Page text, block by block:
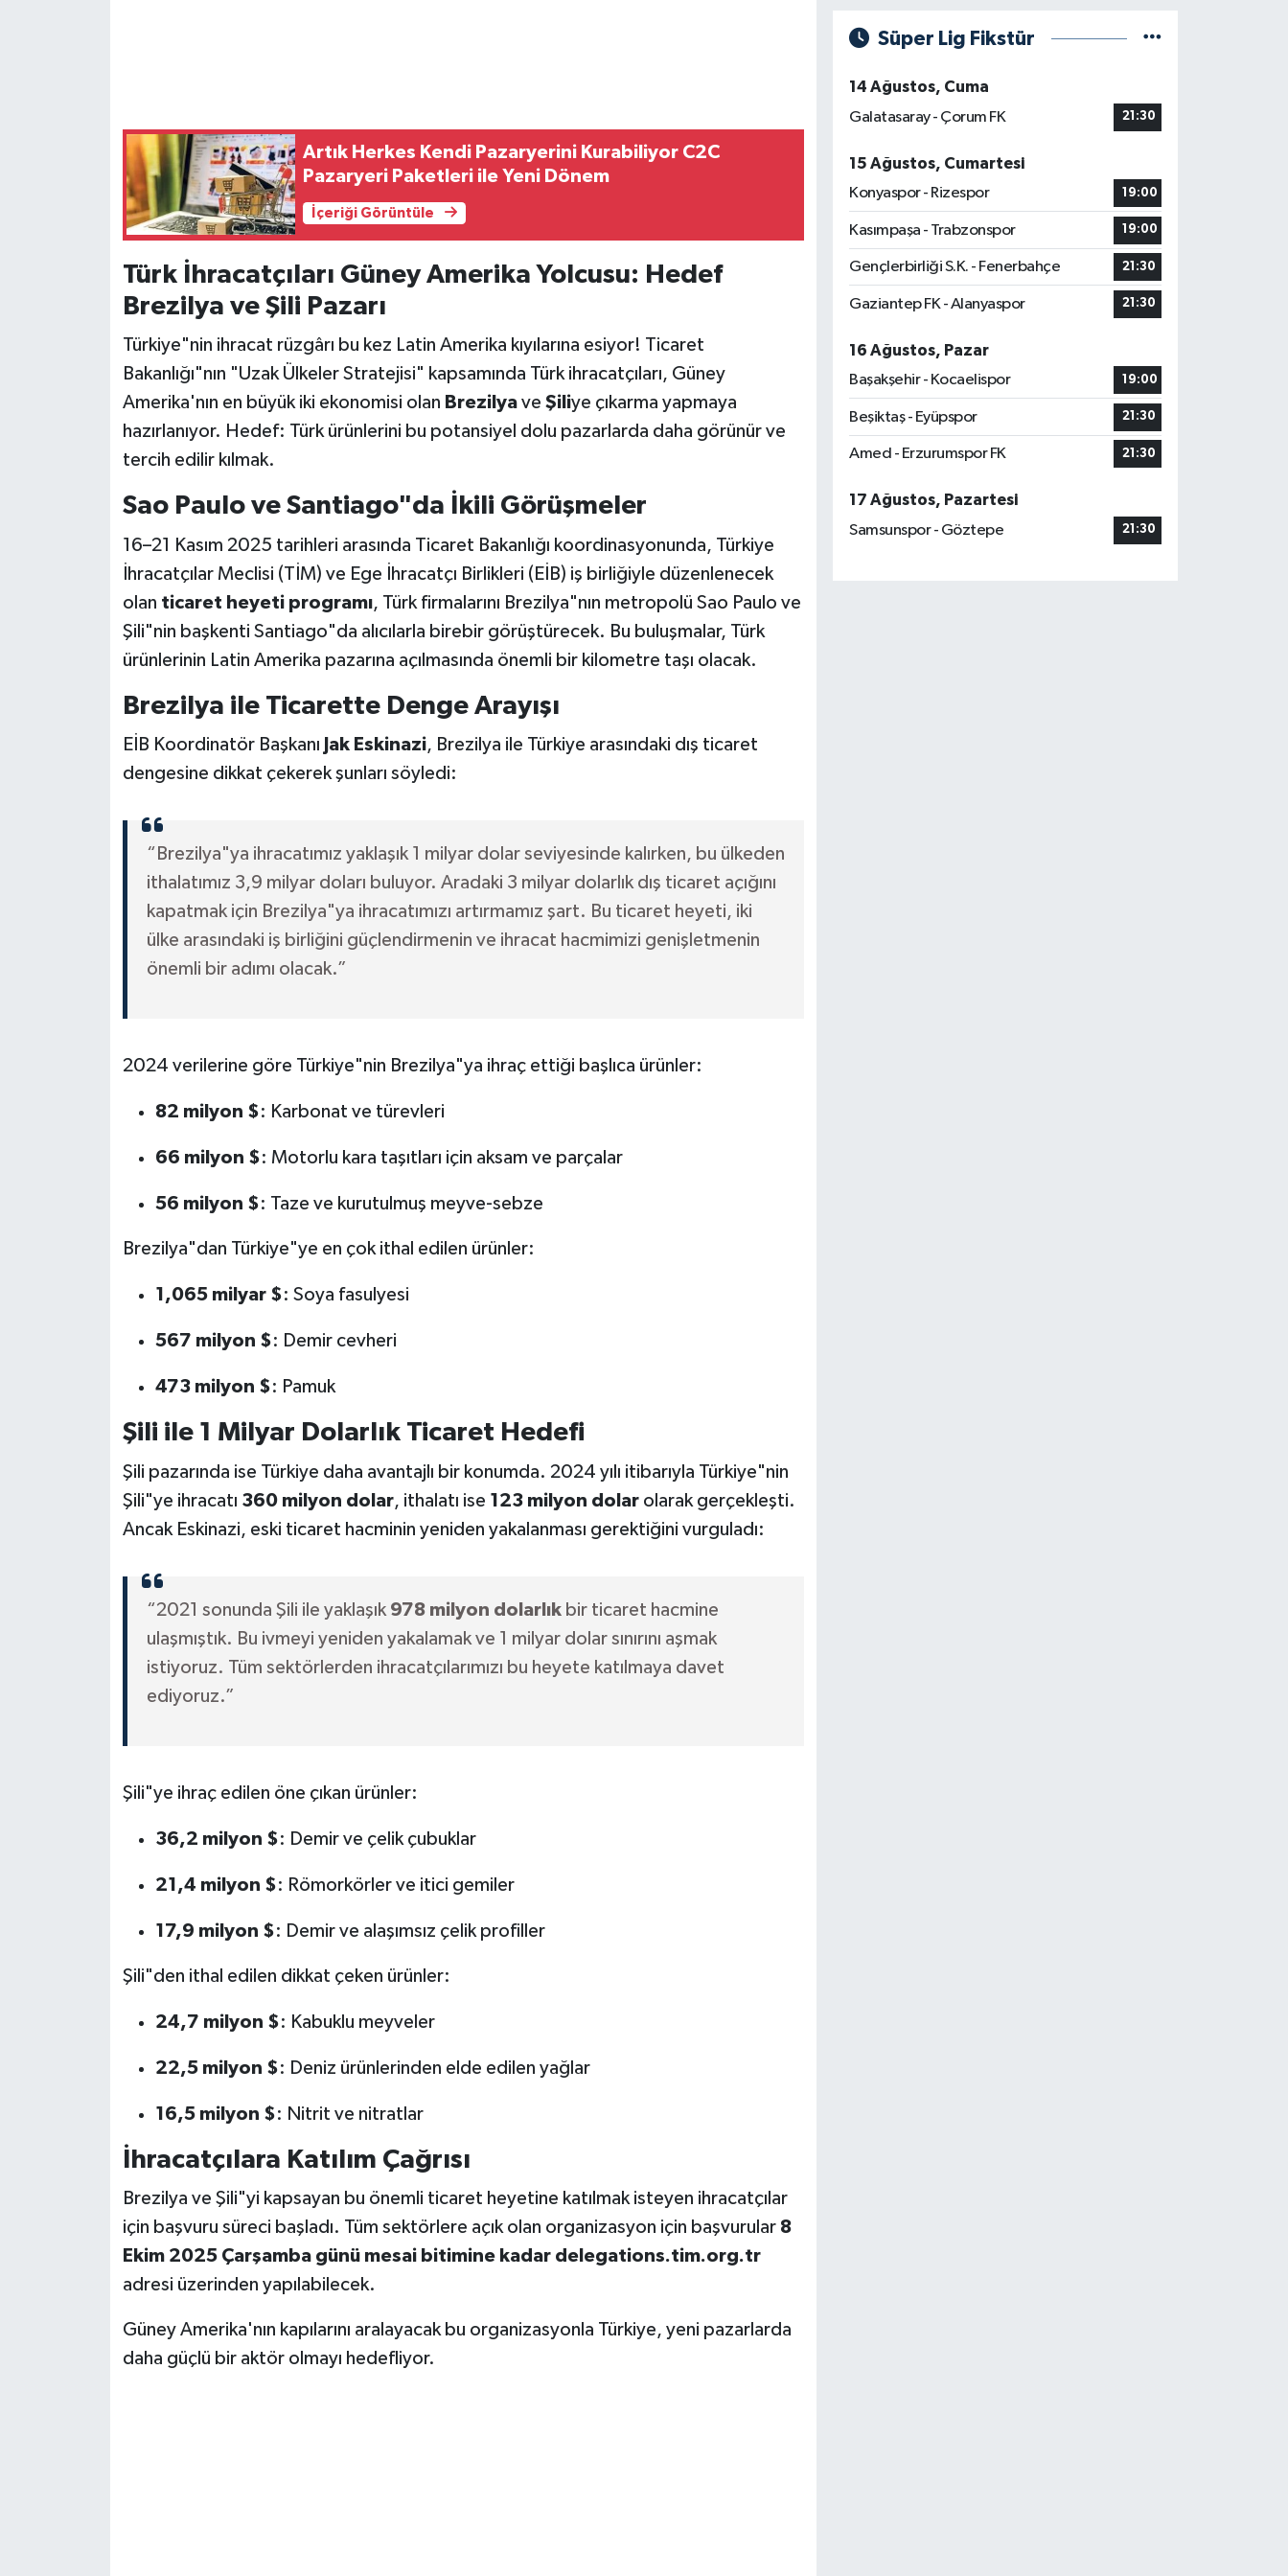
Artık Herkes Kendi Pazaryerini Kurabiliyor C2C
Pazaryeri Paketleri ile Yeni Dönem
İçeriği Görüntüle
Türk İhracatçıları Güney Amerika Yolcusu: Hedef
Brezilya ve Şili Pazarı
Türkiye"nin ihracat rüzgârı bu kez Latin Amerika kıyılarına esiyor! Ticaret
Bakanlığı"nın "Uzak Ülkeler Stratejisi" kapsamında Türk ihracatçıları, Güney
Amerika'nın en büyük iki ekonomisi olan Brezilyave Şiliye çıkarma yapmaya
hazırlanıyor. Hedef: Türk ürünlerini bu potansiyel dolu pazarlarda daha görünür ve
tercih edilir kılmak.
Sao Paulo ve Santiago"da İkili Görüşmeler
16–21 Kasım 2025 tarihleri arasında Ticaret Bakanlığı koordinasyonunda, Türkiye
İhracatçılar Meclisi (TİM) ve Ege İhracatçı Birlikleri (EİB) iş birliğiyle düzenlenecek
olan ticaret heyeti programı, Türk firmalarını Brezilya"nın metropolü Sao Paulo ve
Şili"nin başkenti Santiago"da alıcılarla birebir görüştürecek. Bu buluşmalar, Türk
ürünlerinin Latin Amerika pazarına açılmasında önemli bir kilometre taşı olacak.
Brezilya ile Ticarette Denge Arayışı
EİB Koordinatör Başkanı Jak Eskinazi, Brezilya ile Türkiye arasındaki dış ticaret
dengesine dikkat çekerek şunları söyledi:
“Brezilya"ya ihracatımız yaklaşık 1 milyar dolar seviyesinde kalırken, bu ülkeden
ithalatımız 3,9 milyar doları buluyor. Aradaki 3 milyar dolarlık dış ticaret açığını
kapatmak için Brezilya"ya ihracatımızı artırmamız şart. Bu ticaret heyeti, iki
ülke arasındaki iş birliğini güçlendirmenin ve ihracat hacmimizi genişletmenin
önemli bir adımı olacak.”
2024 verilerine göre Türkiye"nin Brezilya"ya ihraç ettiği başlıca ürünler:
82 milyon $: Karbonat ve türevleri
66 milyon $: Motorlu kara taşıtları için aksam ve parçalar
56 milyon $: Taze ve kurutulmuş meyve-sebze
Brezilya"dan Türkiye"ye en çok ithal edilen ürünler:
1,065 milyar $: Soya fasulyesi
567 milyon $: Demir cevheri
473 milyon $: Pamuk
Şili ile 1 Milyar Dolarlık Ticaret Hedefi
Şili pazarında ise Türkiye daha avantajlı bir konumda. 2024 yılı itibarıyla Türkiye"nin
Şili"ye ihracatı 360 milyon dolar, ithalatı ise 123 milyon dolarolarak gerçekleşti.
Ancak Eskinazi, eski ticaret hacminin yeniden yakalanması gerektiğini vurguladı:
“2021 sonunda Şili ile yaklaşık 978 milyon dolarlıkbir ticaret hacmine
ulaşmıştık. Bu ivmeyi yeniden yakalamak ve 1 milyar dolar sınırını aşmak
istiyoruz. Tüm sektörlerden ihracatçılarımızı bu heyete katılmaya davet
ediyoruz.”
Şili"ye ihraç edilen öne çıkan ürünler:
36,2 milyon $: Demir ve çelik çubuklar
21,4 milyon $: Römorkörler ve itici gemiler
17,9 milyon $: Demir ve alaşımsız çelik profiller
Şili"den ithal edilen dikkat çeken ürünler:
24,7 milyon $: Kabuklu meyveler
22,5 milyon $: Deniz ürünlerinden elde edilen yağlar
16,5 milyon $: Nitrit ve nitratlar
İhracatçılara Katılım Çağrısı
Brezilya ve Şili"yi kapsayan bu önemli ticaret heyetine katılmak isteyen ihracatçılar
için başvuru süreci başladı. Tüm sektörlere açık olan organizasyon için başvurular 8
Ekim 2025 Çarşamba günü mesai bitimine kadar delegations.tim.org.tr
adresi üzerinden yapılabilecek.
Güney Amerika'nın kapılarını aralayacak bu organizasyonla Türkiye, yeni pazarlarda
daha güçlü bir aktör olmayı hedefliyor.
Süper Lig Fikstür
14 Ağustos, Cuma
Galatasaray - Çorum FK
21:30
15 Ağustos, Cumartesi
Konyaspor - Rizespor
19:00
Kasımpaşa - Trabzonspor 19:00
Gençlerbirliği S.K. - Fenerbahçe 21:30
Gaziantep FK - Alanyaspor 21:30
16 Ağustos, Pazar
Başakşehir - Kocaelispor
19:00
Beşiktaş - Eyüpspor 21:30
Amed - Erzurumspor FK 21:30
17 Ağustos, Pazartesi
Samsunspor - Göztepe
21:30